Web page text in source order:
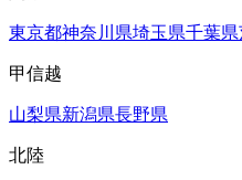
東京都神奈川県埼玉県千葉県
甲信越
山梨県新潟県長野県
北陸